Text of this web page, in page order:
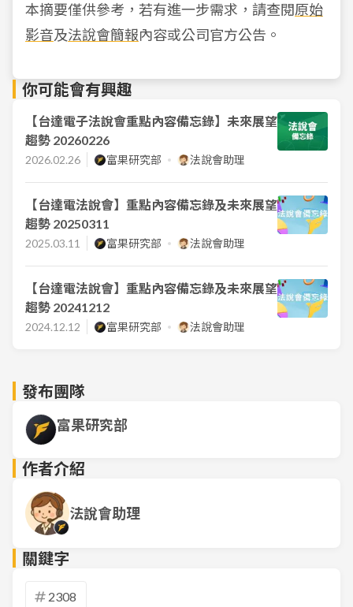
本摘要僅供參考，若有進一步需求，請查閱原始
影音及法說會簡報內容或公司官方公告。
你可能會有興趣
【台達電子法說會重點內容備忘錄】未來展望
趨勢 20260226
2026.02.26 富果研究部 法說會助理
【台達電法說會】重點內容備忘錄及未來展望
趨勢 20250311
2025.03.11 富果研究部 法說會助理
【台達電法說會】重點內容備忘錄及未來展望
趨勢 20241212
2024.12.12 富果研究部 法說會助理
發布團隊
富果研究部
作者介紹
法說會助理
關鍵字
2308